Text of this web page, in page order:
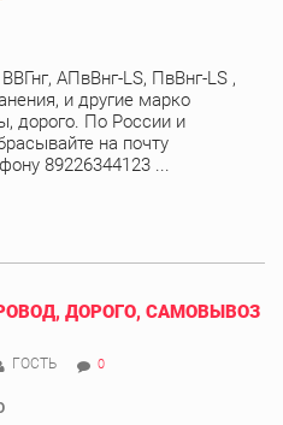
АПвВнг-LS, ПвВнг-LS ,
и другие марко
дорого. По России и
на почту
89226344123 ...
ДОРОГО, САМОВЫВОЗ
ГОСТЬ 0